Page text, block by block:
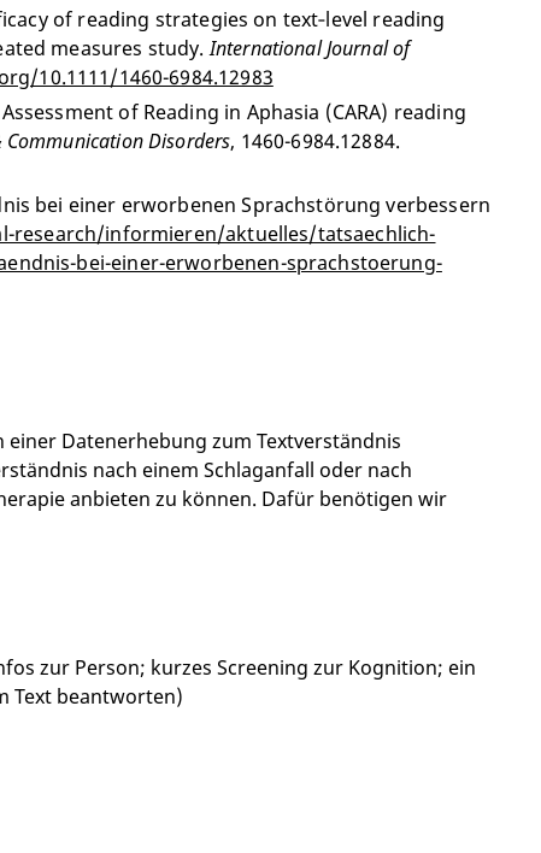
of reading strategies on text‐level reading
measures study.International Journal of
10.1111/1460-6984.12983
of Reading in Aphasia (CARA) reading
Disorders, 1460-6984.12884.
bei einer erworbenen Sprachstörung verbessern
informieren/aktuelles/tatsaechlich-
bei-einer-erworbenen-sprachstoerung-
einer Datenerhebung zum Textverständnis
nach einem Schlaganfall oder nach
anbieten zu können. Dafür benötigen wir
zur Person; kurzes Screening zur Kognition; ein
Text beantworten)